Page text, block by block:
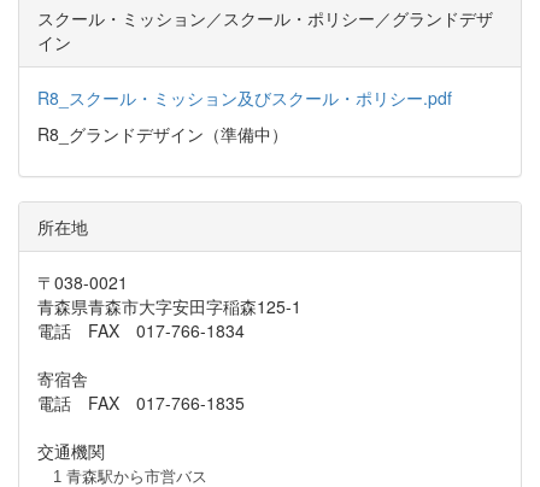
スクール・ミッション／スクール・ポリシー／グランドデザ
イン
R8_スクール・ミッション及びスクール・ポリシー.pdf
R8_グランドデザイン（準備中）
所在地
〒038-0021
青森県青森市大字安田字稲森125-1
電話 FAX 017-766-1834
寄宿舎
電話 FAX 017-766-1835
交通機関
1 青森駅から市営バス